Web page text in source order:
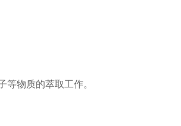
物质的萃取工作。